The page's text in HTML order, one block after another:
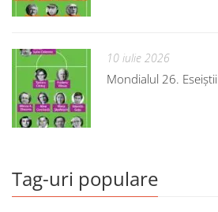
10 iulie 2026
Mondialul 26. Eseiștii
Tag-uri populare